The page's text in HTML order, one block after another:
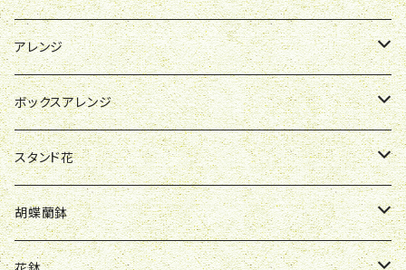
母の日
お祝い
誕生日
お見舞い
送別会
アレンジ
母の日
R&P
Y&O
W&G
お祝い
W&G
R&P
誕生日
お見舞い
ボックスアレンジ
母の日
R&P
Y&O
お祝い
誕生日
スタンド花
開店祝い
お誕生日
胡蝶蘭鉢
開店祝い